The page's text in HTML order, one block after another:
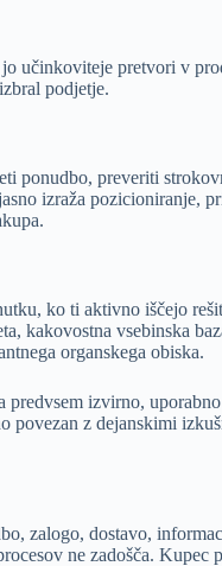
učinkoviteje pretvori v
podjetje.
ponudbo, preveriti
izraža pozicioniranje,
ko ti aktivno iščejo
kakovostna vsebinska
organskega obiska.
predvsem izvirno,
povezan z dejanskimi
zalogo, dostavo,
ne zadošča. Kupec